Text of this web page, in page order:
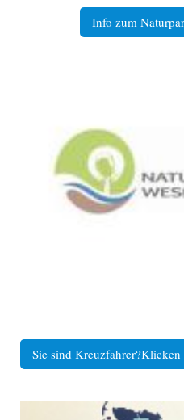
Info zum
Sie sind Kreuzfahrer?Klicken